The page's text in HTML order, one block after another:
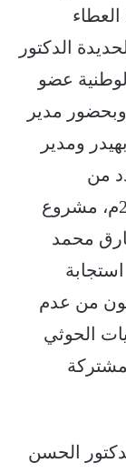
الدكتور
عضو
مدير
ومدير
من
المسؤلين اليوم الاحد 27 سبتمبر 2020م، مشروع
محمد
من عدم
الحوثي
الحسن